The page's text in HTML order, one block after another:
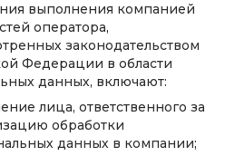
выполнения компанией
оператора,
законодательством
Федерации в области
данных, включают:
лица, ответственного за
обработки
данных в компании;